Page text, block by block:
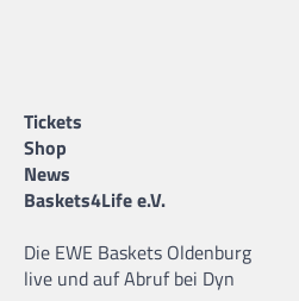
Tickets
Shop
News
Baskets4Life e.V.
Die EWE Baskets Oldenburg
live und auf Abruf bei Dyn